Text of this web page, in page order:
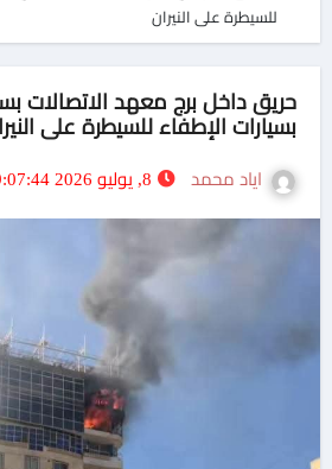
للسيطرة على النيران
حريق داخل برج معهد الاتصالات
بسيارات الإطفاء للسيطرة على
اياد محمد